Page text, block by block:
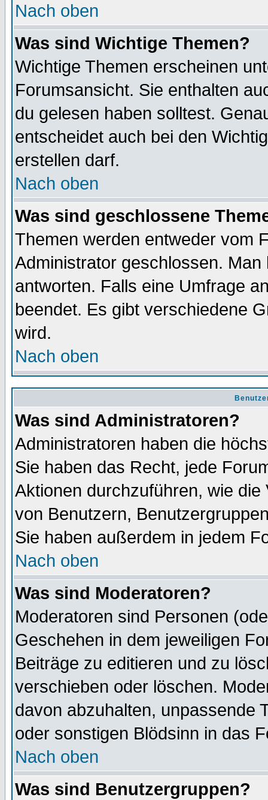
Nach oben
Was sind Wichtige Themen?
Wichtige Themen erscheinen
Forumsansicht. Sie enthalten
du gelesen haben solltest.
entscheidet auch bei den
erstellen darf.
Nach oben
Was sind geschlossene
Themen werden entweder vom
Administrator geschlossen.
antworten. Falls eine Umfrage
beendet. Es gibt verschiedene
wird.
Nach oben
Was sind Administratoren?
Administratoren haben die
Sie haben das Recht, jede
Aktionen durchzuführen, wie
von Benutzern,
Sie haben außerdem in jedem
Nach oben
Was sind Moderatoren?
Moderatoren sind Personen
Geschehen in dem jeweiligen
Beiträge zu editieren und zu
verschieben oder löschen.
davon abzuhalten, unpassende
oder sonstigen Blödsinn in das
Nach oben
Was sind Benutzergruppen?